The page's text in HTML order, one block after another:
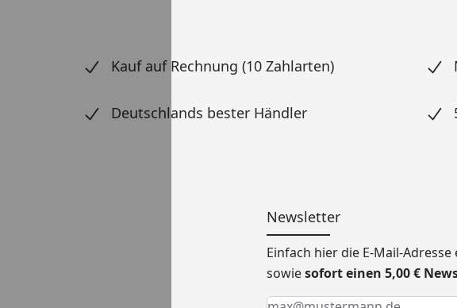
Kauf auf Rechnung (10 Zahlarten)
Deutschlands bester Händler
Newsletter
Einfach hier die E-Mail-
sowiesofort einen 5,00 €
Keine Eingabe erforderlich
Eingabe erforderlich
E-Mail *